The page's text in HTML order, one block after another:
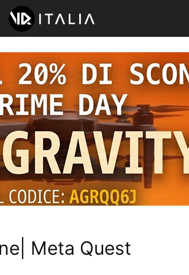
Meta Quest